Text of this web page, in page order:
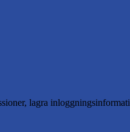
lagra